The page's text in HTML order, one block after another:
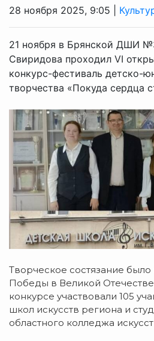
28 ноября 2025, 9:05 |
21 ноября в Брянской ДШИ
Свиридова проходил VI
конкурс-фестиваль детско-
творчества «Покуда сердца
Творческое состязание
Победы в Великой
конкурсе участвовали 105
школ искусств региона и
областного колледжа